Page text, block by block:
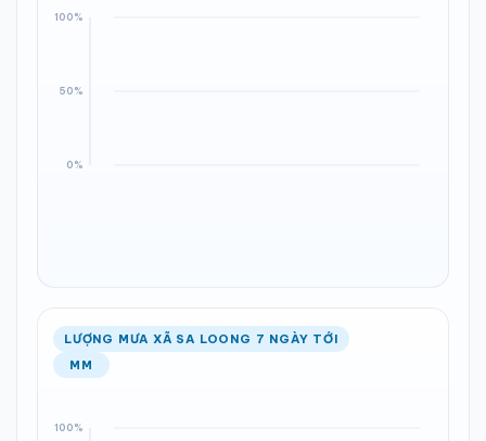
LƯỢNG MƯA XÃ SA LOONG 7 NGÀY TỚI
MM